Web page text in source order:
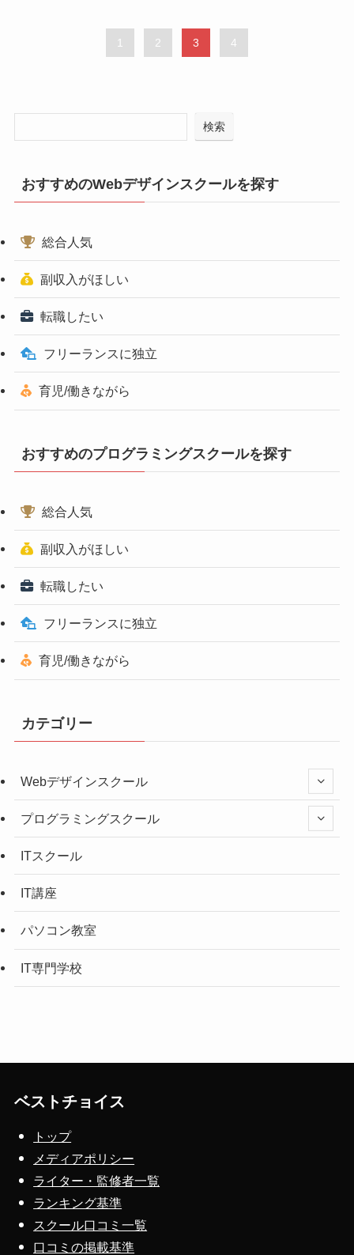
1 2 3 4
検索
おすすめのWebデザインスクールを探す
総合人気
副収入がほしい
転職したい
フリーランスに独立
育児/働きながら
おすすめのプログラミングスクールを探す
総合人気
副収入がほしい
転職したい
フリーランスに独立
育児/働きながら
カテゴリー
Webデザインスクール
プログラミングスクール
ITスクール
IT講座
パソコン教室
IT専門学校
ベストチョイス
トップ
メディアポリシー
ライター・監修者一覧
ランキング基準
スクール口コミ一覧
口コミの掲載基準